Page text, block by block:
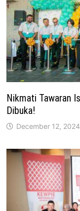
Nikmati Tawaran
Dibuka!
December 12, 2024